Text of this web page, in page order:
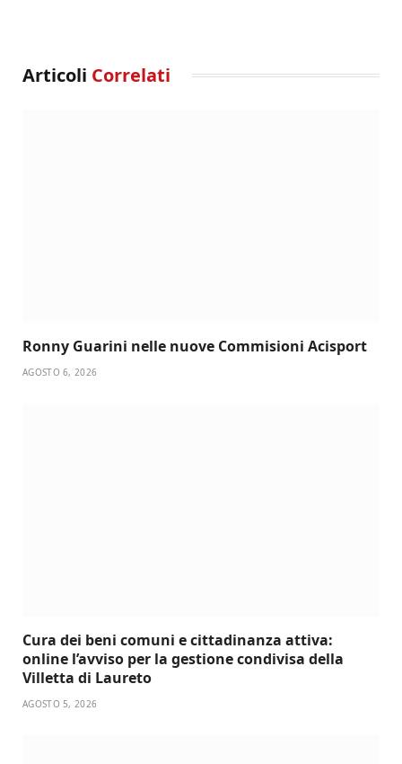
Articoli Correlati
Ronny Guarini nelle nuove Commisioni Acisport
AGOSTO 6, 2026
Cura dei beni comuni e cittadinanza attiva:
online l’avviso per la gestione condivisa della
Villetta di Laureto
AGOSTO 5, 2026